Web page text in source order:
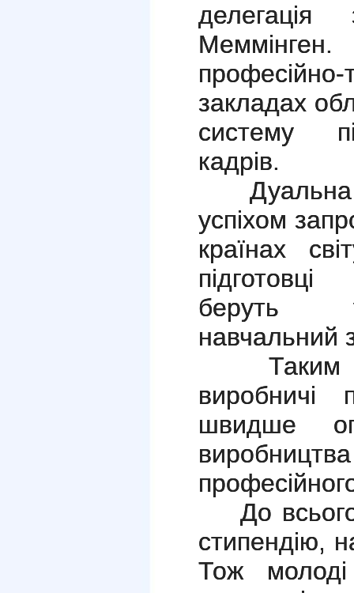
делегація
закладах
систему
кадрів.
Дуальна
успіхом
країнах
підготовці
беруть
навчальний
Таким
виробничі
швидше
До всього
стипендію,
Тож